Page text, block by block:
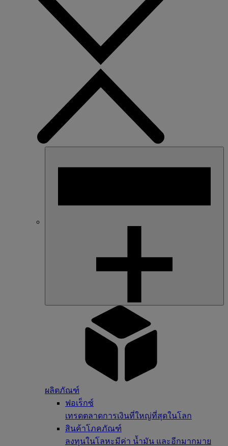
ผลิตภัณฑ์
ฟอเร็กซ์
เทรดตลาดการเงินที่ใหญ่ที่สุดในโลก
สินค้าโภคภัณฑ์
ลงทุนในโลหะมีค่า น้ำมัน และอีกมากมาย